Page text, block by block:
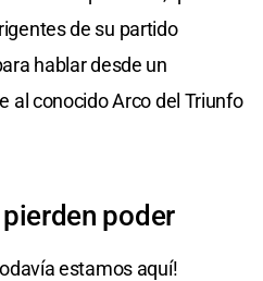
de su partido
hablar desde un
al conocido Arco del Triunfo
poder
estamos aquí!